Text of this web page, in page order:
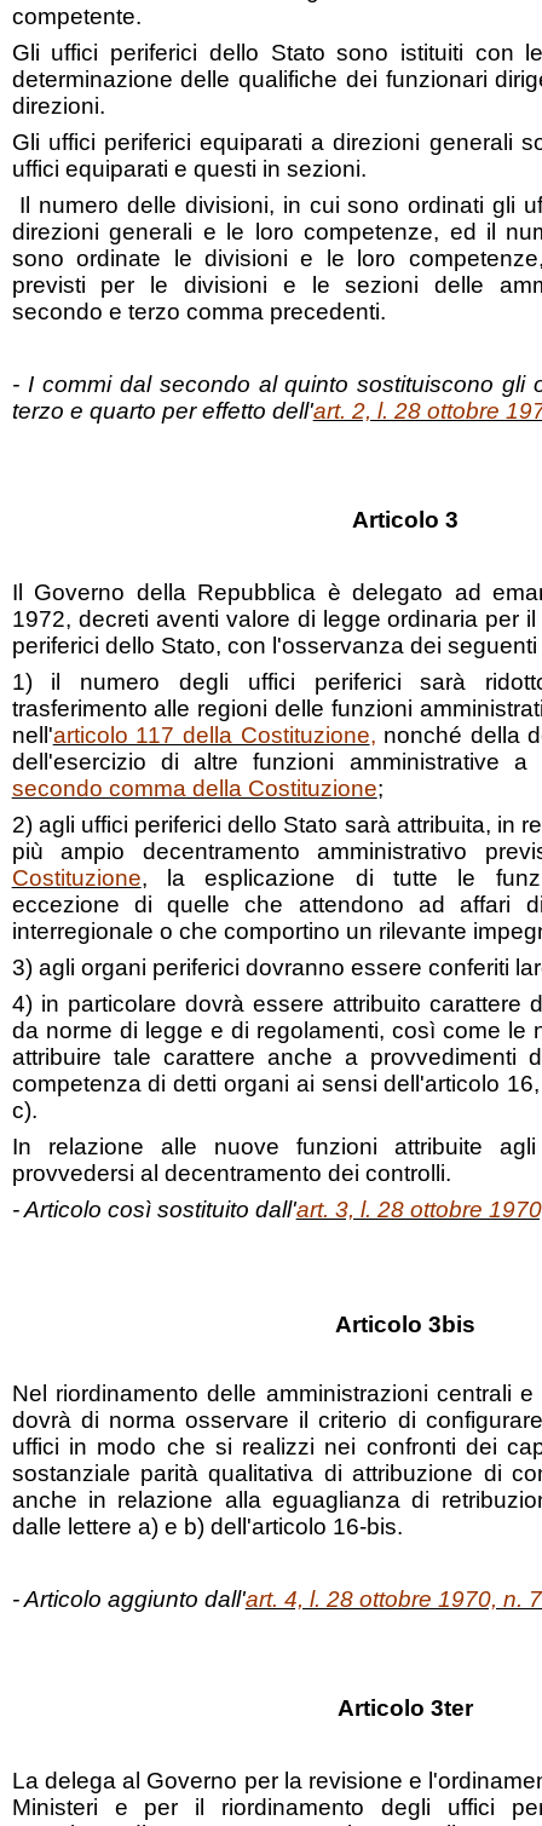
competente.
Gli uffici periferici dello Stato sono istituiti con
determinazione delle qualifiche dei funzionari
direzioni.
Gli uffici periferici equiparati a direzioni generali
uffici equiparati e questi in sezioni.
Il numero delle divisioni, in cui sono ordinati gli
direzioni generali e le loro competenze, ed il
sono ordinate le divisioni e le loro
previsti per le divisioni e le sezioni delle
secondo e terzo comma precedenti.
- I commi dal secondo al quinto sostituiscono gli
terzo e quarto per effetto dell'art. 2, l. 28 ottobre
Articolo 3
Il Governo della Repubblica è delegato ad
1972, decreti aventi valore di legge ordinaria per
periferici dello Stato, con l'osservanza dei seguenti
1) il numero degli uffici periferici sarà
trasferimento alle regioni delle funzioni
nell'articolo 117 della Costituzione, nonché della
dell'esercizio di altre funzioni amministrative a
secondo comma della Costituzione;
2) agli uffici periferici dello Stato sarà attribuita, in
più ampio decentramento amministrativo
Costituzione, la esplicazione di tutte le
eccezione di quelle che attendono ad affari
interregionale o che comportino un rilevante
3) agli organi periferici dovranno essere conferiti
4) in particolare dovrà essere attribuito carattere
da norme di legge e di regolamenti, così come le
attribuire tale carattere anche a provvedimenti
competenza di detti organi ai sensi dell'articolo
c).
In relazione alle nuove funzioni attribuite
provvedersi al decentramento dei controlli.
- Articolo così sostituito dall'art. 3, l. 28 ottobre
Articolo 3bis
Nel riordinamento delle amministrazioni centrali
dovrà di norma osservare il criterio di
uffici in modo che si realizzi nei confronti dei
sostanziale parità qualitativa di attribuzione di
anche in relazione alla eguaglianza di
dalle lettere a) e b) dell'articolo 16-bis.
- Articolo aggiunto dall'art. 4, l. 28 ottobre 1970, n.
Articolo 3ter
La delega al Governo per la revisione e
Ministeri e per il riordinamento degli uffici